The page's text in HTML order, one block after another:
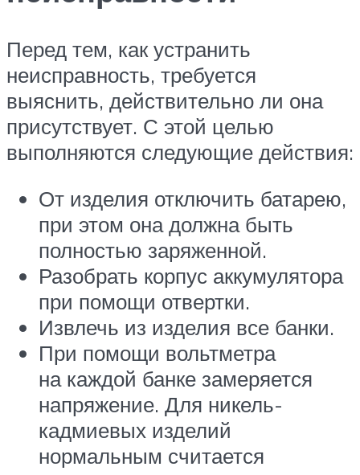
Перед тем, как устранить
неисправность, требуется
выяснить, действительно ли она
присутствует. С этой целью
выполняются следующие действия:
От изделия отключить батарею,
при этом она должна быть
полностью заряженной.
Разобрать корпус аккумулятора
при помощи отвертки.
Извлечь из изделия все банки.
При помощи вольтметра
на каждой банке замеряется
напряжение. Для никель-
кадмиевых изделий
нормальным считается